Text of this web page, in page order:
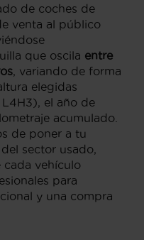
de coches de
venta al público
que oscila entre
, variando de forma
elegidas
L4H3), el año de
acumulado.
de poner a tu
sector usado,
cada vehículo
para
y una compra